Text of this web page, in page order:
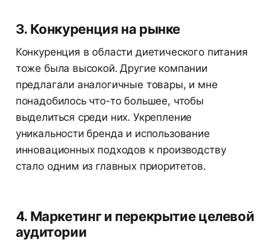
3. Конкуренция на рынке
Конкуренция в области диетического питания
тоже была высокой. Другие компании
предлагали аналогичные товары, и мне
понадобилось что-то большее, чтобы
выделиться среди них. Укрепление
уникальности бренда и использование
инновационных подходов к производству
стало одним из главных приоритетов.
4. Маркетинг и перекрытие целевой
аудитории